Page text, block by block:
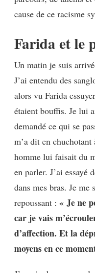
cause de ce racisme
Farida et le
Un matin je suis
J’ai entendu des
alors vu Farida
étaient bouffis. Je lui
demandé ce qui se
m’a dit en
homme lui faisait du
en parler. J’ai essayé
dans mes bras. Je
repoussant : « Je ne
car je vais
d’affection. Et la
moyens en ce